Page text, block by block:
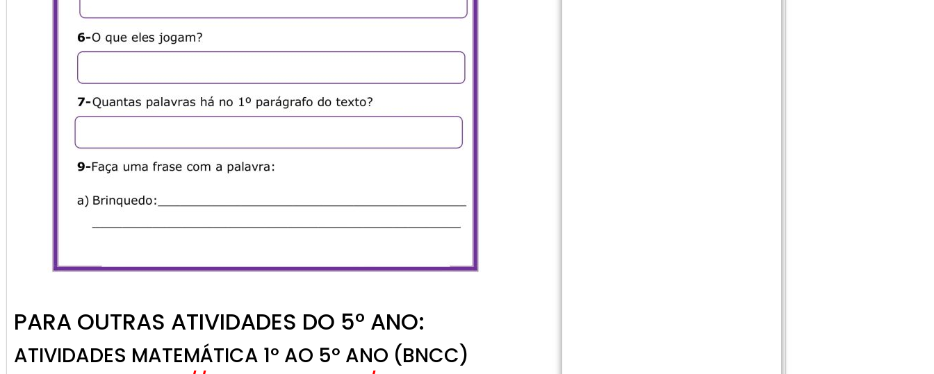
PARA OUTRAS ATIVIDADES DO 5º ANO:
ATIVIDADES MATEMÁTICA 1° AO 5° ANO (BNCC)